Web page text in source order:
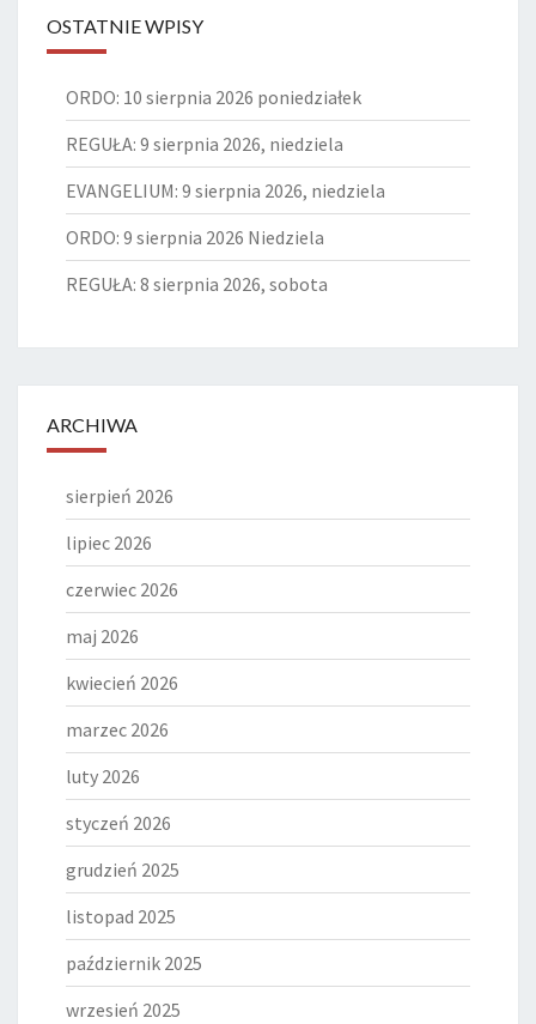
OSTATNIE WPISY
ORDO: 10 sierpnia 2026 poniedziałek
REGUŁA: 9 sierpnia 2026, niedziela
EVANGELIUM: 9 sierpnia 2026, niedziela
ORDO: 9 sierpnia 2026 Niedziela
REGUŁA: 8 sierpnia 2026, sobota
ARCHIWA
sierpień 2026
lipiec 2026
czerwiec 2026
maj 2026
kwiecień 2026
marzec 2026
luty 2026
styczeń 2026
grudzień 2025
listopad 2025
październik 2025
wrzesień 2025